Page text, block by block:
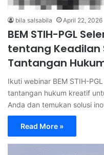
bila salsabila April 22, 2026
BEM STIH-PGL
tentang
Tantangan
Ikuti webinar BEM STIH-
tantangan hukum kreatif
Anda dan temukan solusi
Read More »